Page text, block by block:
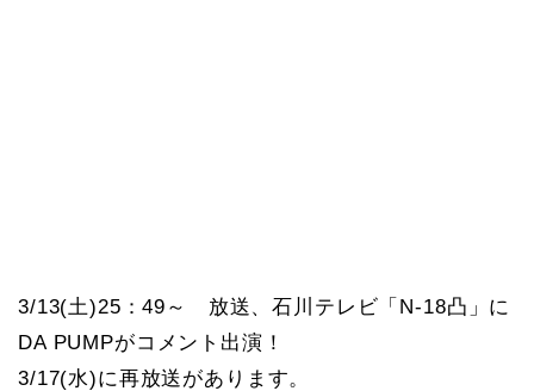
3/13(土)25：49～ 放送、石川テレビ「N-18凸」に
DA PUMPがコメント出演！
3/17(水)に再放送があります。